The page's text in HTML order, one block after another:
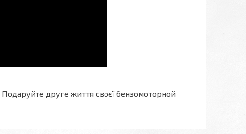
Подаруйте друге життя своєї бензомоторной